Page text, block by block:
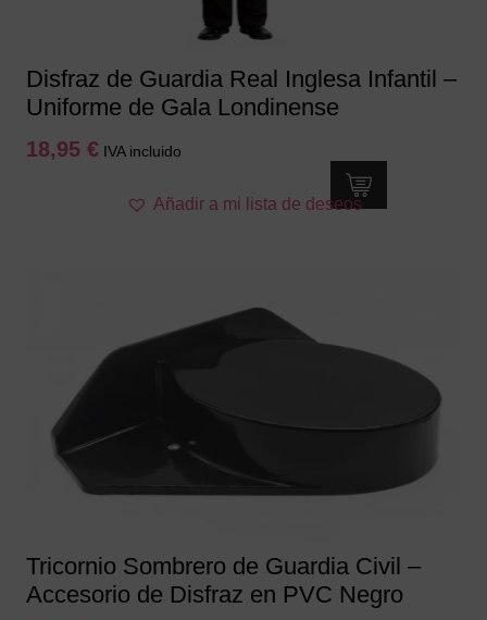
Disfraz de Guardia Real Inglesa Infantil –
Uniforme de Gala Londinense
18,95 € IVA incluido
producto
Las
opciones
elegir
página
Añadir a mi lista de deseos
Tricornio Sombrero de Guardia Civil –
Accesorio de Disfraz en PVC Negro